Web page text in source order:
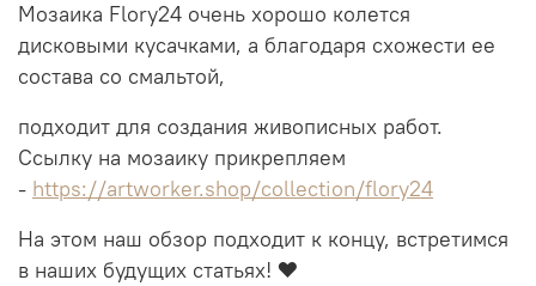
Мозаика Flory24 очень хорошо колется
дисковыми кусачками, а благодаря схожести ее
состава со смальтой,
подходит для создания живописных работ.
Ссылку на мозаику прикрепляем
- https://artworker.shop/collection/flory24
На этом наш обзор подходит к концу, встретимся
в наших будущих статьях! ❤️